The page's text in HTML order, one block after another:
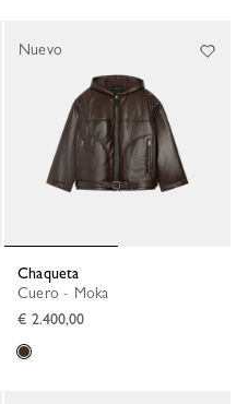
Chaqueta
Cuero - Moka
€ 2.400,00
Nuevo